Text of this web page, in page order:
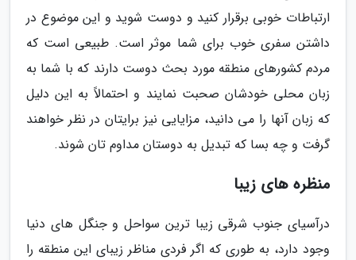
ارتباطات خوبی برقرار کنید و دوست شوید و این موضوع در
داشتن سفری خوب برای شما موثر است. طبیعی است که
مردم کشورهای منطقه مورد بحث دوست دارند که با شما به
زبان محلی خودشان صحبت نمایند و احتمالاً به این دلیل
که زبان آنها را می دانید، مزایایی نیز برایتان در نظر خواهند
گرفت و چه بسا که تبدیل به دوستان مداوم تان شوند.
منظره های زیبا
درآسیای جنوب شرقی زیبا ترین سواحل و جنگل های دنیا
وجود دارد، به طوری که اگر فردی مناظر زیبای این منطقه را